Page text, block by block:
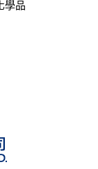
學品